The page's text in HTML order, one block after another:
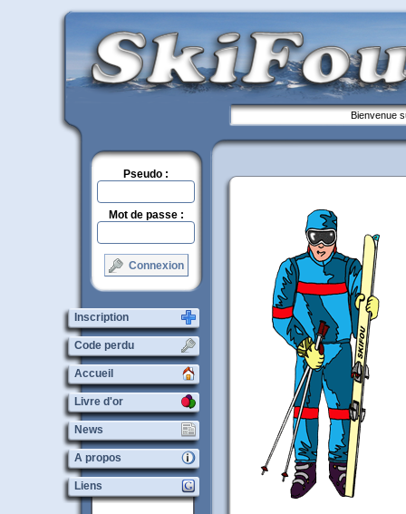
Bienvenue
Pseudo :
Mot de passe :
Connexion
Inscription
Code perdu
Accueil
Livre d'or
News
A propos
Liens